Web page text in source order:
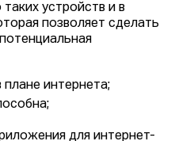
устройств и в
позволяет сделать
интернета;
для интернет-